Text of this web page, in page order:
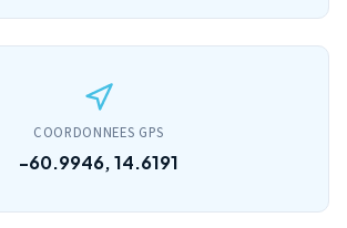
COORDONNEES GPS
-60.9946, 14.6191